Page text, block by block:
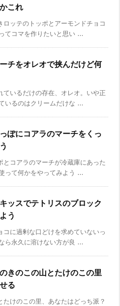
これ
ロッテのトッポとアーモンドチョコ
てコマを作りたいと思い ...
チをオレオで挟んだけど何
ているだけの存在、オレオ。いや正
いるのはクリームだけな ...
ぽにコアラのマーチをくっ
とコアラのマーチが冷蔵庫にあった
って何かをやってみよう ...
ッスでテトリスのブロック
う
コに過剰な口どけを求めていないっ
ら永久に溶けない方が良 ...
きのこの山とたけのこの里
る
たけのこの里、あなたはどっち派？